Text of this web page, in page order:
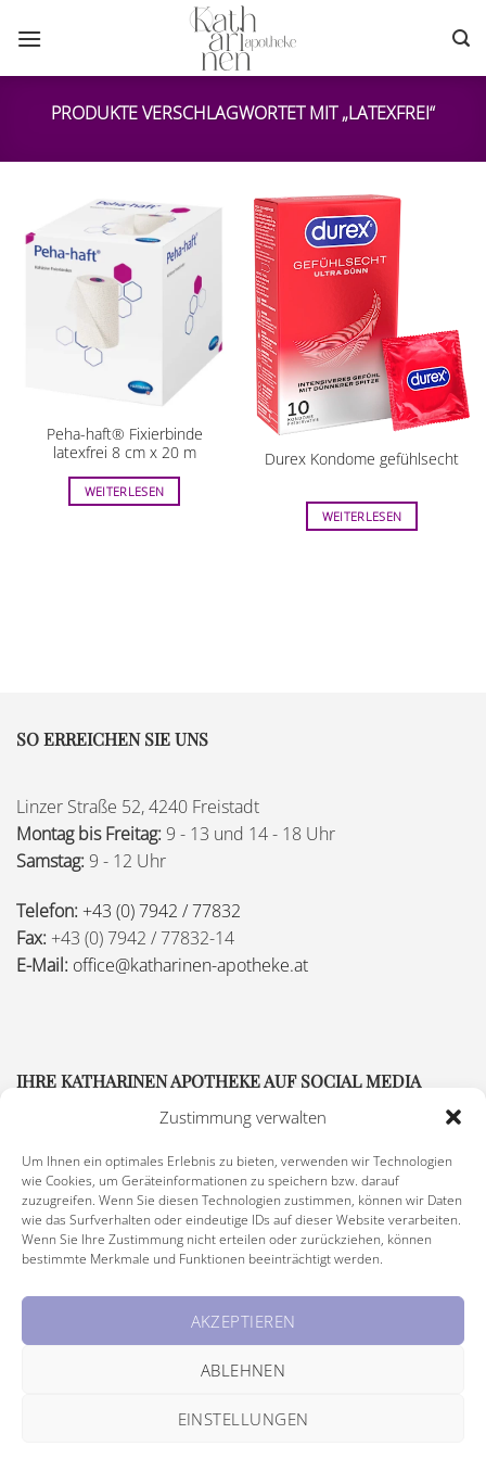
Zustimmung verwalten
Um Ihnen ein optimales Erlebnis zu bieten, verwenden wir Technologien
wie Cookies, um Geräteinformationen zu speichern bzw. darauf
zuzugreifen. Wenn Sie diesen Technologien zustimmen, können wir Daten
wie das Surfverhalten oder eindeutige IDs auf dieser Website verarbeiten.
Wenn Sie Ihre Zustimmung nicht erteilen oder zurückziehen, können
bestimmte Merkmale und Funktionen beeinträchtigt werden.
AKZEPTIEREN
ABLEHNEN
EINSTELLUNGEN
Inhalt
PRODUKTE VERSCHLAGWORTET MIT „LATEXFREI“
Peha-haft® Fixierbinde
latexfrei 8 cm x 20 m
WEITERLESEN
Durex Kondome gefühlsecht
WEITERLESEN
SO ERREICHEN SIE UNS
Linzer Straße 52, 4240 Freistadt
Montag bis Freitag: 9 - 13 und 14 - 18 Uhr
Samstag: 9 - 12 Uhr
Telefon: +43 (0) 7942 / 77832
Fax: +43 (0) 7942 / 77832-14
E-Mail: office@katharinen-apotheke.at
IHRE KATHARINEN APOTHEKE AUF SOCIAL MEDIA
Barrierefreiheitserklärung